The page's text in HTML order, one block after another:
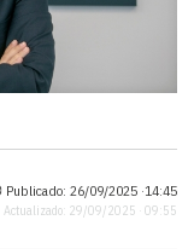
Publicado: 26/09/2025 ·14:45
Actualizado: 29/09/2025 · 09:55